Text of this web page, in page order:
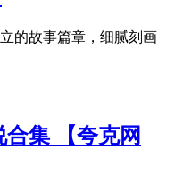
的故事篇章，细腻刻画
集 【夸克网